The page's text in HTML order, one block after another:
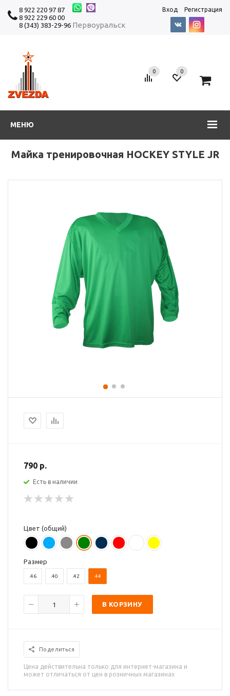
8 922 220 97 87
8 922 229 60 00
8 (343) 383-29-96 Первоуральск
Вход Регистрация
МЕНЮ
0 0
Майка тренировочная HOCKEY STYLE JR
790 р.
Есть в наличии
Цвет (общий)
Размер
.46 .40 .42 .44
В КОРЗИНУ
Поделиться
Цена действительна только для интернет-магазина и
может отличаться от цен в розничных магазинах